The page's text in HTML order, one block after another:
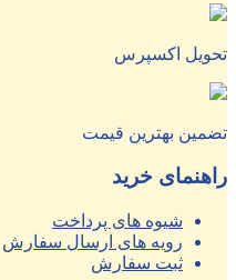
تحویل اکسپرس
تضمین بهترین قیمت
راهنمای خرید
شیوه های پرداخت
رویه های ارسال سفارش
ثبت سفارش